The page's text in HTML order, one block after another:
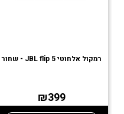
רמקול אלחוטי JBL flip 5 - שחור
₪399